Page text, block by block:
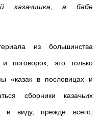
казачишка, а бабе
из большинства
поговорок, это только
«казак в пословицах и
сборники казачьих
в виду, прежде всего,